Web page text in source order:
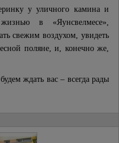
у уличного камина и
в «Яунсвелмесе»,
свежим воздухом, увидеть
поляне, и, конечно же,
ждать вас – всегда рады